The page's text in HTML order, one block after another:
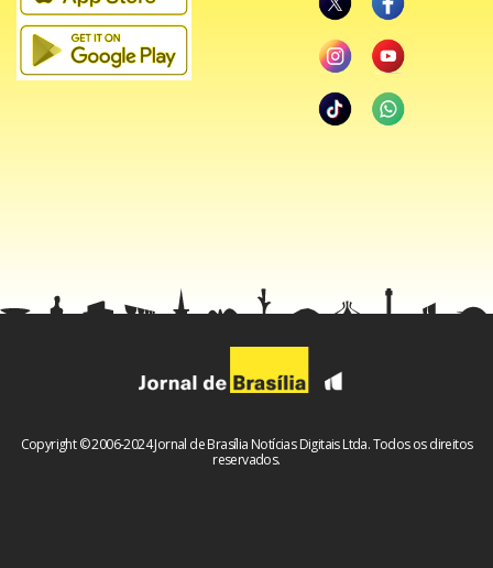
Copyright © 2006-2024 Jornal de Brasília Notícias Digitais Ltda. Todos os direitos
reservados.